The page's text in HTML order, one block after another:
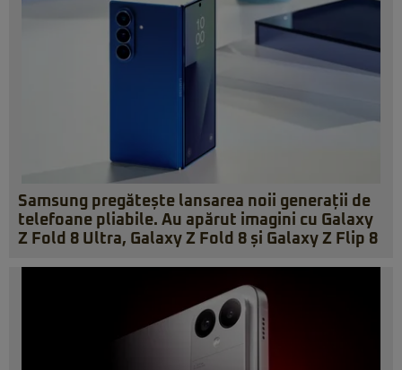
Samsung pregătește lansarea noii generații de
telefoane pliabile. Au apărut imagini cu Galaxy
Z Fold 8 Ultra, Galaxy Z Fold 8 și Galaxy Z Flip 8